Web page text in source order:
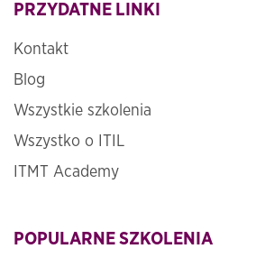
PRZYDATNE LINKI
Kontakt
Blog
Wszystkie szkolenia
Wszystko o ITIL
ITMT Academy
POPULARNE SZKOLENIA